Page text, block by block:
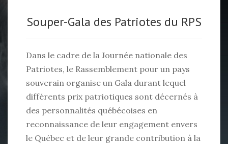
Souper-Gala des Patriotes du RPS
Dans le cadre de la Journée nationale des
Patriotes, le Rassemblement pour un pays
souverain organise un Gala durant lequel
différents prix patriotiques sont décernés à
des personnalités québécoises en
reconnaissance de leur engagement envers
le Québec et de leur grande contribution à la